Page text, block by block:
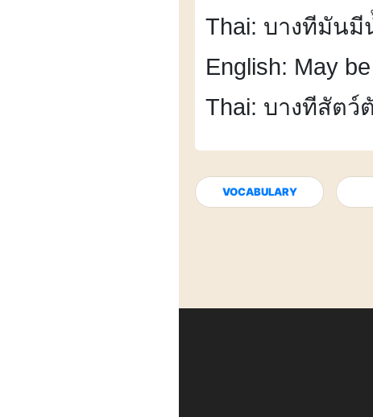
Thai: บางทีมัน
English: May
Thai: บางทีสัตว์
VOCABULARY